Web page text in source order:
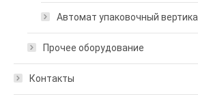
Автомат упаковочный
Прочее оборудование
Контакты